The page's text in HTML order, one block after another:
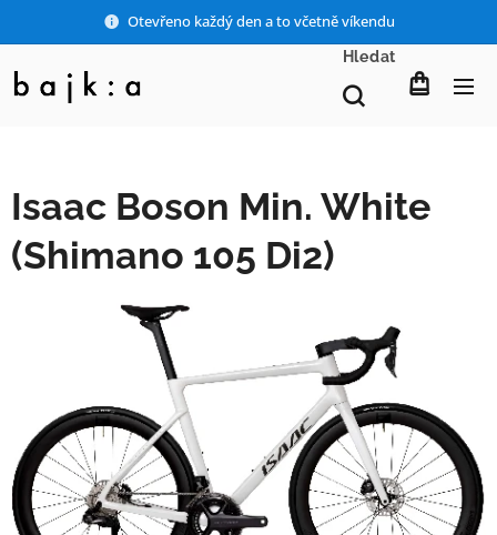
Otevřeno každý den a to včetně víkendu
Hledat
Isaac Boson Min. White
(Shimano 105 Di2)